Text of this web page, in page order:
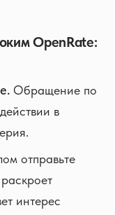
OpenRate:
Обращение по
в
отправьте
интерес